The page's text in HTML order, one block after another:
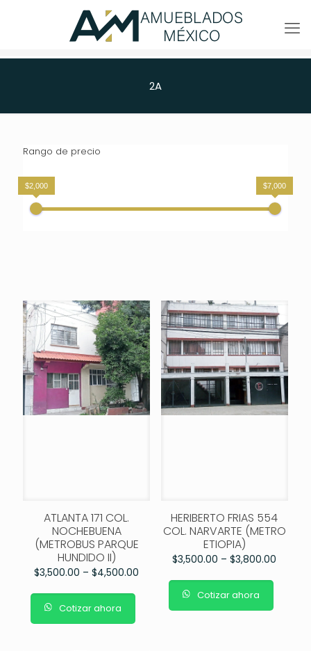
2A
Rango de precio
$2,000 $7,000
ATLANTA 171 COL.
NOCHEBUENA
(METROBUS PARQUE
HUNDIDO II)
$3,500.00 –$4,500.00
Cotizar ahora
HERIBERTO FRIAS 554
COL. NARVARTE (METRO
ETIOPIA)
$3,500.00 –$3,800.00
Cotizar ahora